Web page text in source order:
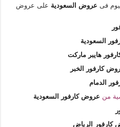
فى عروض السعوديةعلى عروض
السعودية
هايبر ماركت
كارفور الخبر
الدمام
من عروض كارفور السعودية
كارفور الرياض